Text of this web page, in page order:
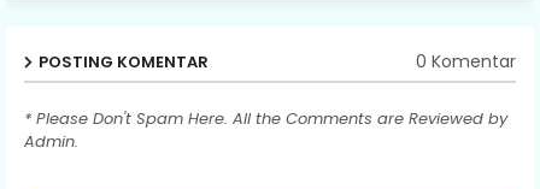
POSTING KOMENTAR 0 Komentar
* Please Don't Spam Here. All the Comments are Reviewed by
Admin.